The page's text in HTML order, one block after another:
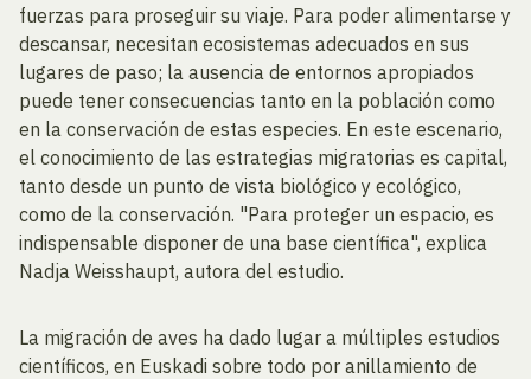
fuerzas para proseguir su viaje. Para poder alimentarse y
descansar, necesitan ecosistemas adecuados en sus
lugares de paso; la ausencia de entornos apropiados
puede tener consecuencias tanto en la población como
en la conservación de estas especies. En este escenario,
el conocimiento de las estrategias migratorias es capital,
tanto desde un punto de vista biológico y ecológico,
como de la conservación. "Para proteger un espacio, es
indispensable disponer de una base científica", explica
Nadja Weisshaupt, autora del estudio.
La migración de aves ha dado lugar a múltiples estudios
científicos, en Euskadi sobre todo por anillamiento de